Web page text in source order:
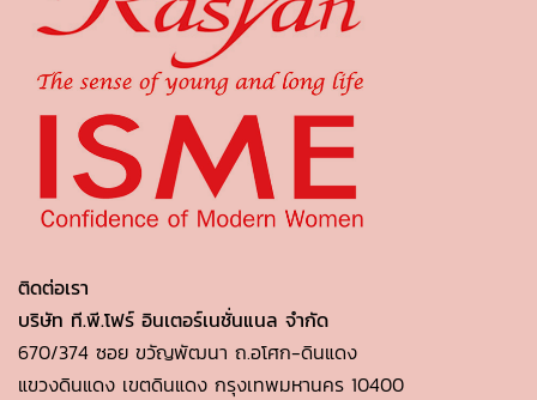
ติดต่อเรา
บริษัท ที.พี.โฟร์ อินเตอร์เนชั่นแนล จำกัด
670/374 ซอย ขวัญพัฒนา ถ.อโศก-ดินแดง
แขวงดินแดง เขตดินแดง กรุงเทพมหานคร 10400